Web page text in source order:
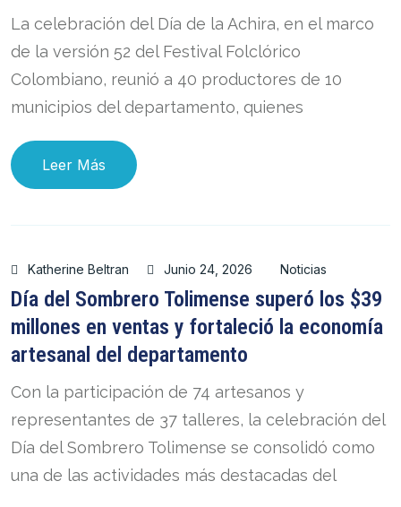
La celebración del Día de la Achira, en el marco
de la versión 52 del Festival Folclórico
Colombiano, reunió a 40 productores de 10
municipios del departamento, quienes
Leer Más
Katherine Beltran Junio 24, 2026 Noticias
Día del Sombrero Tolimense superó los $39
millones en ventas y fortaleció la economía
artesanal del departamento
Con la participación de 74 artesanos y
representantes de 37 talleres, la celebración del
Día del Sombrero Tolimense se consolidó como
una de las actividades más destacadas del